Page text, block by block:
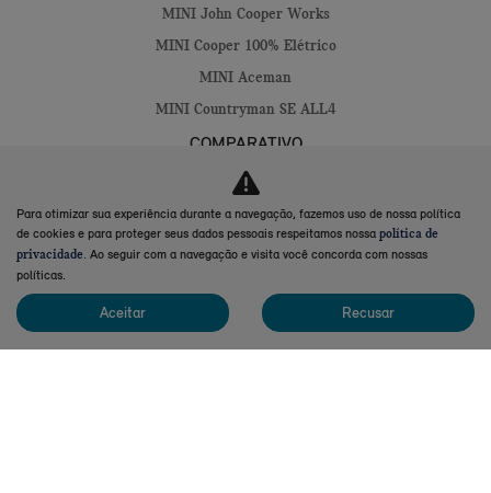
MINI John Cooper Works
MINI Cooper 100% Elétrico
MINI Aceman
MINI Countryman SE ALL4
COMPARATIVO
VENDAS DIRETAS
MINI PREFERENCE
EMPRESAS
FROTISTAS
SERVIÇOS FINANCEIROS
Para otimizar sua experiência durante a navegação, fazemos uso de nossa política
de cookies e para proteger seus dados pessoais respeitamos nossa política de
privacidade. Ao seguir com a navegação e visita você concorda com nossas
políticas.
Aceitar Recusar